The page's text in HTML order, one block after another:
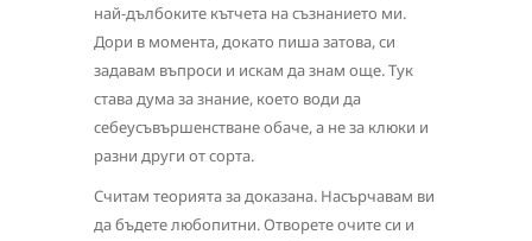
най-дълбоките кътчета на съзнанието ми.
Дори в момента, докато пиша затова, си
задавам въпроси и искам да знам още. Тук
става дума за знание, което води да
себеусъвършенстване обаче, а не за клюки и
разни други от сорта.
Считам теорията за доказана. Насърчавам ви
да бъдете любопитни. Отворете очите си и